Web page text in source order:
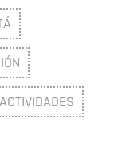
ACTIVIDADES